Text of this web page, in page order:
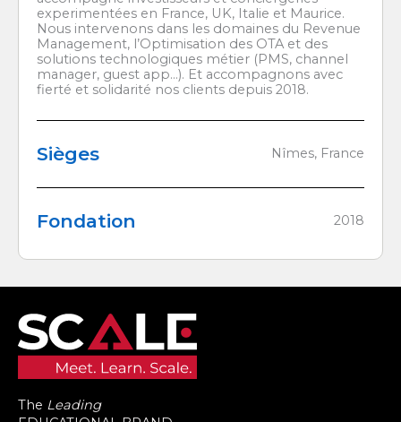
experimentées en France, UK, Italie et Maurice.
Nous intervenons dans les domaines du Revenue
Management, l’Optimisation des OTA et des
solutions technologiques métier (PMS, channel
manager, guest app…). Et accompagnons avec
fierté et solidarité nos clients depuis 2018.
Sièges Nîmes, France
Fondation 2018
The Leading